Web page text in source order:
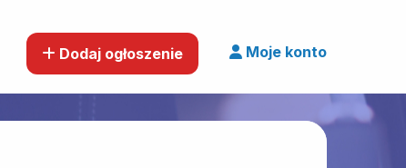
Dodaj ogłoszenie Moje konto